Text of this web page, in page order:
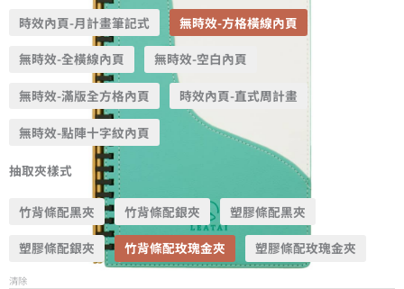
時效內頁-月計畫筆記式 無時效-方格橫線內頁
無時效-全橫線內頁 無時效-空白內頁
無時效-滿版全方格內頁 時效內頁-直式周計畫
無時效-點陣十字紋內頁
抽取夾樣式
竹背條配黑夾 竹背條配銀夾 塑膠條配黑夾
塑膠條配銀夾 竹背條配玫瑰金夾 塑膠條配玫瑰金夾
清除